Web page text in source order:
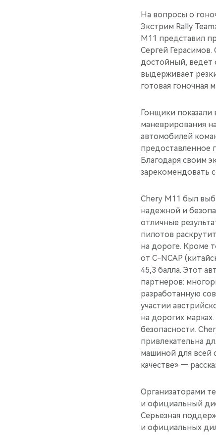
На вопросы о
Экстрим Rally
M11 представил
Сергей
достойный, ведет
выдерживает
готовая гоночная
Гонщики показали
маневрирования
автомобилей
предоставленное
Благодаря своим
зарекомендовать
Chery M11 был
надежной и
отличные
пилотов
на дороге. Кроме
от C-NCAP
45,3 балла. Этот
партнеров:
разработанную
участии
на дорогих
безопасности.
привлекательна
машиной для всей
качестве» —
Организаторами
и официальный
Серьезная
и официальных